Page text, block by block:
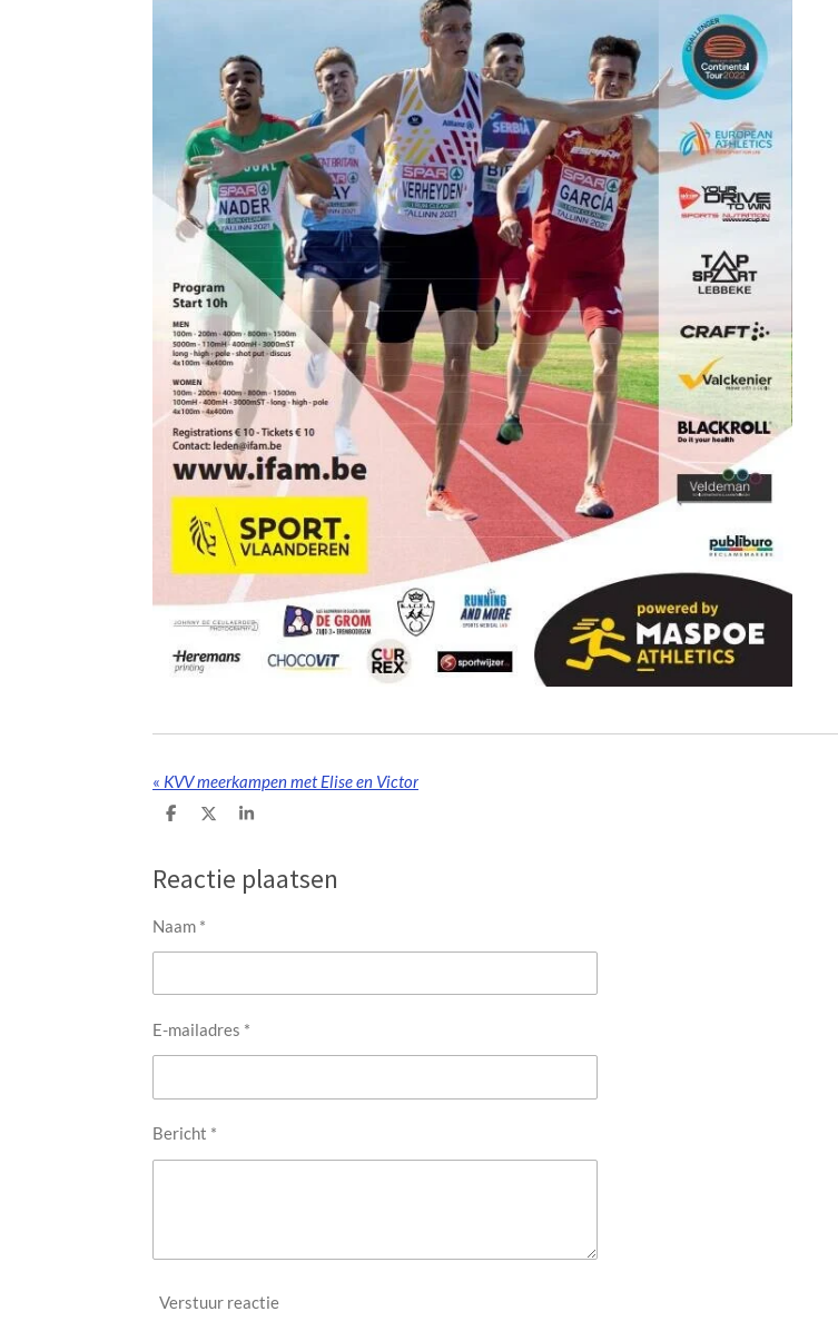
« KVV meerkampen met Elise en Victor
D
n
D
l
S
e
Reactie plaatsen
Naam *
E-mailadres *
Bericht *
Verstuur reactie